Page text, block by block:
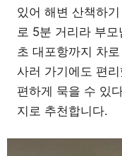
있어 해변 산책하
로 5분 거리라 부
초 대포항까지 차
사러 가기에도 편
편하게 묵을 수 있
지로 추천합니다.